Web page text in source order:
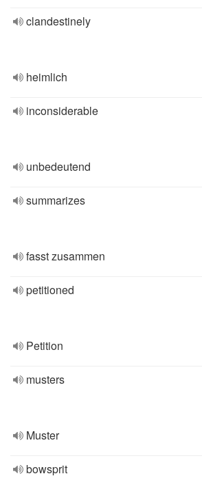
clandestinely
heimlich
inconsiderable
unbedeutend
summarizes
fasst zusammen
petitioned
Petition
musters
Muster
bowsprit